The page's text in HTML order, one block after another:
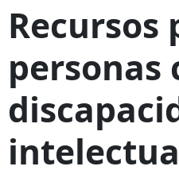
Recursos
personas